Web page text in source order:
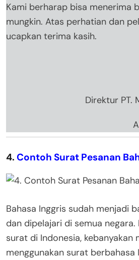
Kami berharap bisa menerima
mungkin. Atas perhatian dan
ucapkan terima kasih.
Direktur PT.
4. Contoh Surat Pesanan
Bahasa Inggris sudah menjadi
dan dipelajari di semua
surat di Indonesia, kebanyakan
menggunakan surat berbahasa